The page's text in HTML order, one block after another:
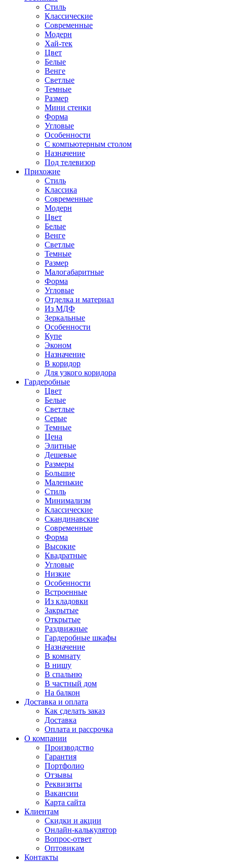
Стиль
Классические
Современные
Модерн
Хай-тек
Цвет
Белые
Венге
Светлые
Темные
Размер
Мини стенки
Форма
Угловые
Особенности
С компьютерным столом
Назначение
Под телевизор
Прихожие
Стиль
Классика
Современные
Модерн
Цвет
Белые
Венге
Светлые
Темные
Размер
Малогабаритные
Форма
Угловые
Отделка и материал
Из МДФ
Зеркальные
Особенности
Купе
Эконом
Назначение
В коридор
Для узкого коридора
Гардеробные
Цвет
Белые
Светлые
Серые
Темные
Цена
Элитные
Дешевые
Размеры
Большие
Маленькие
Стиль
Минимализм
Классические
Скандинавские
Современные
Форма
Высокие
Квадратные
Угловые
Низкие
Особенности
Встроенные
Из кладовки
Закрытые
Открытые
Раздвижные
Гардеробные шкафы
Назначение
В комнату
В нишу
В спальню
В частный дом
На балкон
Доставка и оплата
Как сделать заказ
Доставка
Оплата и рассрочка
О компании
Производство
Гарантия
Портфолио
Отзывы
Реквизиты
Вакансии
Карта сайта
Клиентам
Скидки и акции
Онлайн-калькулятор
Вопрос-ответ
Оптовикам
Контакты